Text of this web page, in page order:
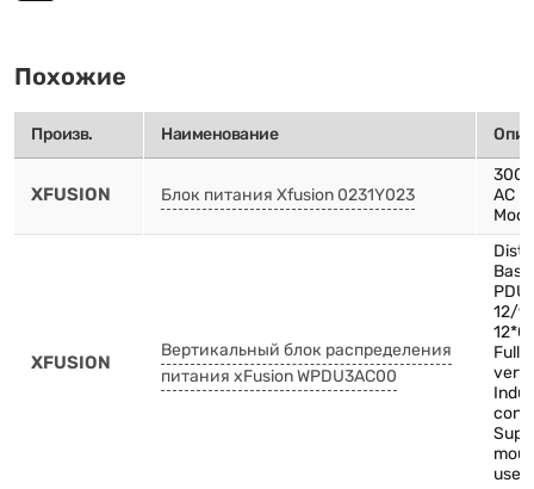
Похожие
Произв. Наименование
XFUSION Блок питания Xfusion 0231Y023 AC
XFUSION
Вертикальный блок распределения
питания xFusion WPDU3AC00
12/
Full
use